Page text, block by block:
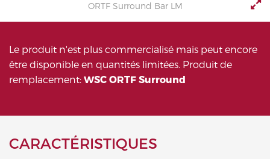
ORTF Surround Bar LM
Le produit n'est plus commercialisé mais peut encore
être disponible en quantités limitées. Produit de
remplacement: WSC ORTF Surround
CARACTÉRISTIQUES